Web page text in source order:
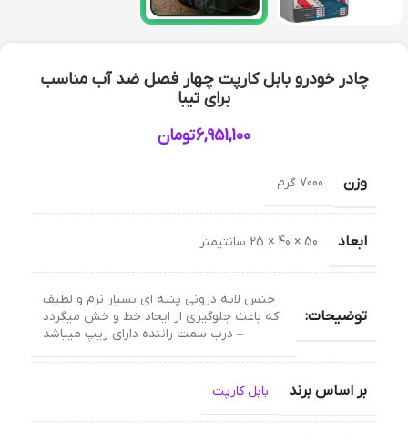
چادر خودرو بابل کارپت چهار فصل ضد آب مناسب
برای تیبا
6,951,100تومان
وزن 7000 گرم
ابعاد 50 × 40 × 25 سانتیمتر
توضیحات:
جنس لایه درونی پنبه ای بسیار نرم و لطیف
که باعث جلوگیری از ایجاد خط و خش میگردد
– درب سمت راننده دارای زیپ میباشد
بر اساس برند بابل کارپت